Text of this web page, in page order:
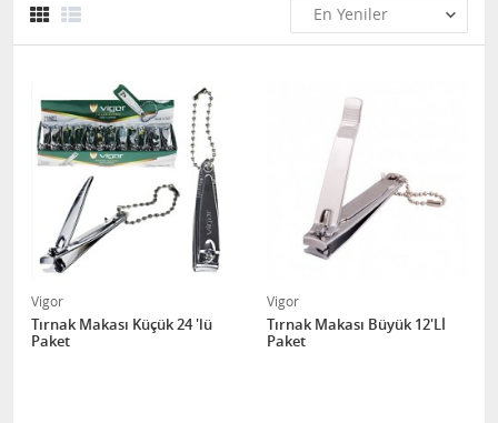
Vigor
Tırnak Makası Küçük 24 'lü
Paket
Vigor
Tırnak Makası Büyük 12'Lİ
Paket